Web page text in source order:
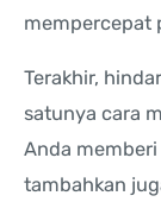
mempercepat
Terakhir,
satunya cara
Anda memberi
tambahkan